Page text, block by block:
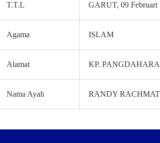
T.T.L GARUT, 09 Februari
Agama ISLAM
Alamat KP.
Nama Ayah RANDY